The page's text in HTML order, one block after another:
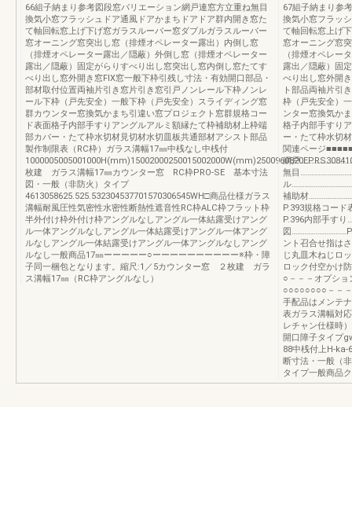
66組子納まり参考図段窓バリエーション網戸連窓方立重ね無目
換気小窓フラッシュドア通風ドアかまちドアドア群内開き窓た
て軸回転窓上げ下げ窓ガラスルーバー窓ダブルガラスルーバー
窓オーニング窓突出し窓（排煙オペレーター露出）内倒し窓
（排煙オペレーター露出／隠蔽）外倒し窓（排煙オペレーター
露出／隠蔽）固定がらりすべり出し窓突出し窓内倒し窓たてす
べり出し窓外開き窓FIX窓一般下枠引残し寸法・有効開口部品・
部材取付位置両袖片引き窓片引き窓引戸ノンレール下枠ノンレ
ール下枠（戸先安全）一般下枠（戸先安全）スライディング窓
群カウンター窓換気かまち引違い窓プロジェクト窓群規格コー
ド表面格子内部手すりアングルアルミ額縁たて枠補助材上枠端
部カバー・たて枠水切材見切材水切皿板共通部材アシスト部品
製作制限表（RC枠）ガラス溝幅17㎜中桟なし中桟付
枚建 ガラス溝幅17㎜カウンター窓 RC枠PRO-SE 基本寸法
図・一般（非防火）タイプ
4613058625.525.532304537701570306545WH□商品仕様ガラス
溝幅耐風圧性気密性水密性断熱性遮音性RC枠ALC枠フラット枠
半外付け枠外付け枠アングルなしアングル一体結露受けアング
ル一体アングルなしアングル一体結露受けアングル一体アング
ルなしアングル一体結露受けアングル一体アングルなしアング
ルなし一般商品17㎜ーーーーー○ーーーーーーーーーー※枠・障
子同一梱包となります。縮尺:1／5カウンター窓 ２枚建 ガラ
ス溝幅17㎜（RC枠アングルなし）
67組子納まり参
換気小窓フラッ
て軸回転窓上げ
窓オーニング窓
（排煙オペレー
露出／隠蔽）固
べり出し窓外開
ト部品両袖片引
枠（戸先安全）
ンター窓換気か
格子内部手すり
ー・たて枠水切
関連ページ
網戸
無目
ル
補助材
P.393規格コー
P.396内部手す
図
ント召合せ指は
じ丸皿木ねじロ
ロック付空かけ
○－－－オプシ
○○○○○○○○－－
手配品はメンテ
表ガラス溝幅対
レチャン仕様時
開口障子タイプ
88中桟付上H-ka-
断寸法・一般（
タイプ一般商品